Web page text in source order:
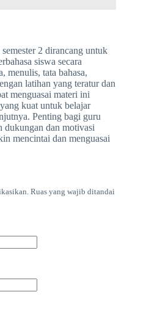
2 dirancang untuk
siswa secara
menulis, tata bahasa,
latihan yang teratur dan
menguasai materi ini
kuat untuk belajar
Penting bagi guru
dukungan dan motivasi
mencintai dan menguasai
Ruas yang wajib ditandai